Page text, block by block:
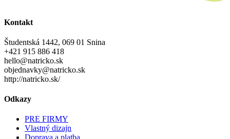
Kontakt
Študentská 1442, 069 01 Snina
+421 915 886 418
hello@natricko.sk
objednavky@natricko.sk
http://natricko.sk/
Odkazy
PRE FIRMY
Vlastný dizajn